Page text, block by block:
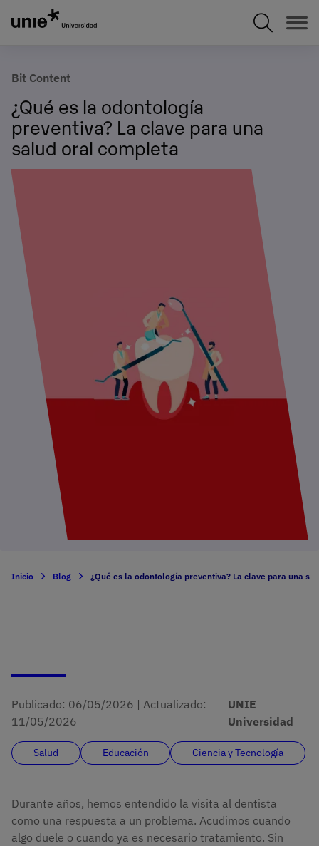
Bit Content
¿Qué es la odontología
preventiva? La clave para una
salud oral completa
Inicio Blog ¿Qué es la odontología preventiva? La clave para una
Publicado: 06/05/2026 | Actualizado:
11/05/2026
UNIE
Universidad
Salud Educación Ciencia y Tecnología
Durante años, hemos entendido la visita al dentista
como una respuesta a un problema. Acudimos cuando
algo duele o cuando ya es necesario tratamiento. Sin